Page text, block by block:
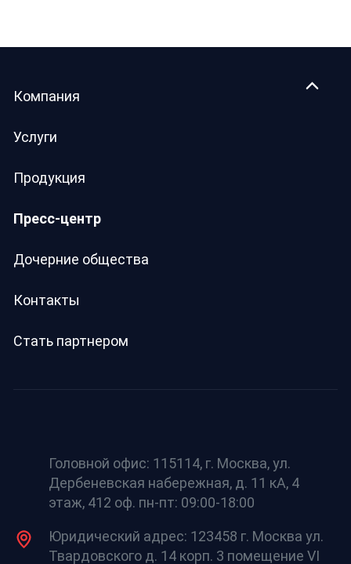
Компания
Услуги
Продукция
Пресс-центр
Дочерние общества
Контакты
Стать партнером
Головной офис: 115114, г. Москва, ул.
Дербеневская набережная, д. 11 кА, 4
этаж, 412 оф. пн-пт: 09:00-18:00
Юридический адрес: 123458 г. Москва ул.
Твардовского д. 14 корп. 3 помещение VI